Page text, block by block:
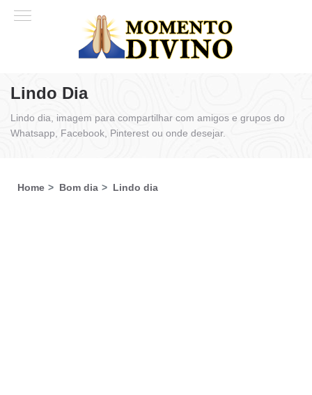
Lindo Dia
Lindo dia, imagem para compartilhar com amigos e grupos do
Whatsapp, Facebook, Pinterest ou onde desejar.
Home Bom dia Lindo dia